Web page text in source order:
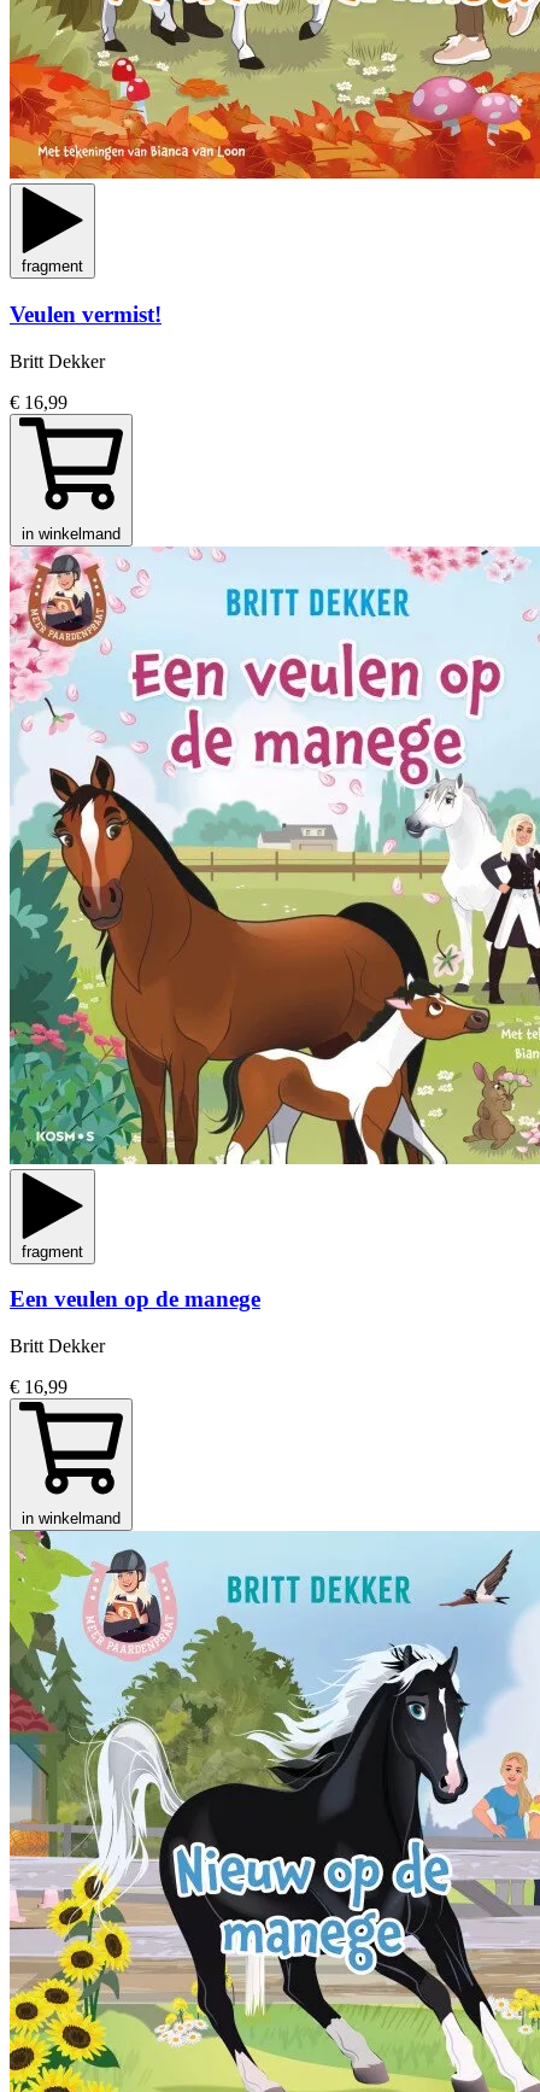
fragment
Veulen vermist!
Britt Dekker
€ 16,99
in winkelmand
fragment
Een veulen op de manege
Britt Dekker
€ 16,99
in winkelmand